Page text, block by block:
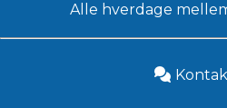
Alle hverdage